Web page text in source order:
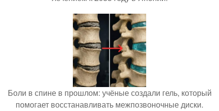
Боли в спине в прошлом: учёные создали гель, который
помогает восстанавливать межпозвоночные диски.